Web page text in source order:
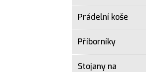
Prádelní koše
Příborníky
Stojany na